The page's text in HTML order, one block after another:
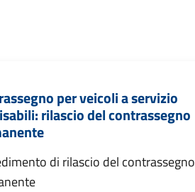
per veicoli a servizio
rilascio del contrassegno
di rilascio del contrassegno